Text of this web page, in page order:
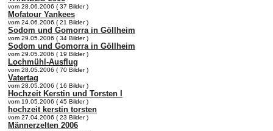
vom 28.06.2006 ( 37 Bilder )
Mofatour Yankees
vom 24.06.2006 ( 21 Bilder )
Sodom und Gomorra in Göllheim
vom 29.05.2006 ( 34 Bilder )
Sodom und Gomorra in Göllheim
vom 29.05.2006 ( 19 Bilder )
Lochmühl-Ausflug
vom 28.05.2006 ( 70 Bilder )
Vatertag
vom 28.05.2006 ( 16 Bilder )
Hochzeit Kerstin und Torsten I
vom 19.05.2006 ( 45 Bilder )
hochzeit kerstin torsten
vom 27.04.2006 ( 23 Bilder )
Männerzelten 2006